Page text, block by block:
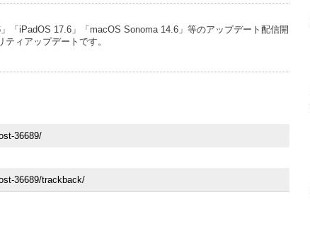
「iPadOS 17.6」「macOS Sonoma 14.6」等のアップデート配信開
ィアップデートです。